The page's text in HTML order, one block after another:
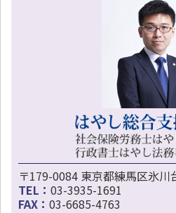
〒179-0084 東京都練馬区氷川
TEL： 03-3935-1691
FAX： 03-6685-4763